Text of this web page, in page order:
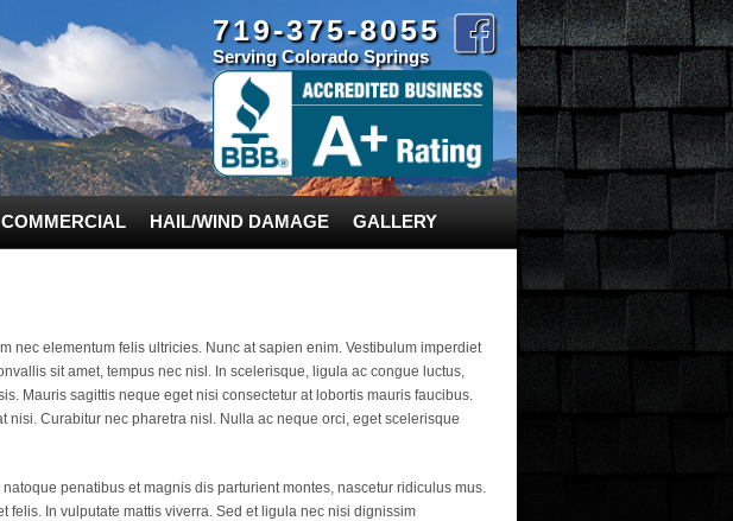
719-375-8055
Serving Colorado Springs
COMMERCIAL HAIL/WIND DAMAGE GALLERY
nec elementum felis ultricies. Nunc at sapien enim. Vestibulum imperdiet
sit amet, tempus nec nisl. In scelerisque, ligula ac congue luctus,
Mauris sagittis neque eget nisi consectetur at lobortis mauris faucibus.
Curabitur nec pharetra nisl. Nulla ac neque orci, eget scelerisque
penatibus et magnis dis parturient montes, nascetur ridiculus mus.
felis. In vulputate mattis viverra. Sed et ligula nec nisi dignissim